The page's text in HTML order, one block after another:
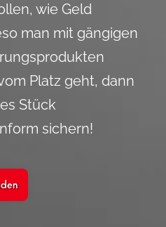
wie Geld
man mit gängigen
Platz geht, dann
Stück
sichern!